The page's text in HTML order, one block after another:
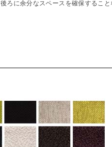
ろに余分なスペースを確保するこ